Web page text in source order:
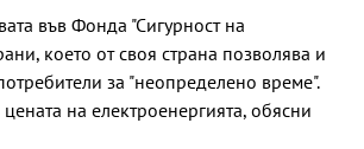
във Фонда "Сигурност на
което от своя страна позволява и
за "неопределено време".
на електроенергията, обясни